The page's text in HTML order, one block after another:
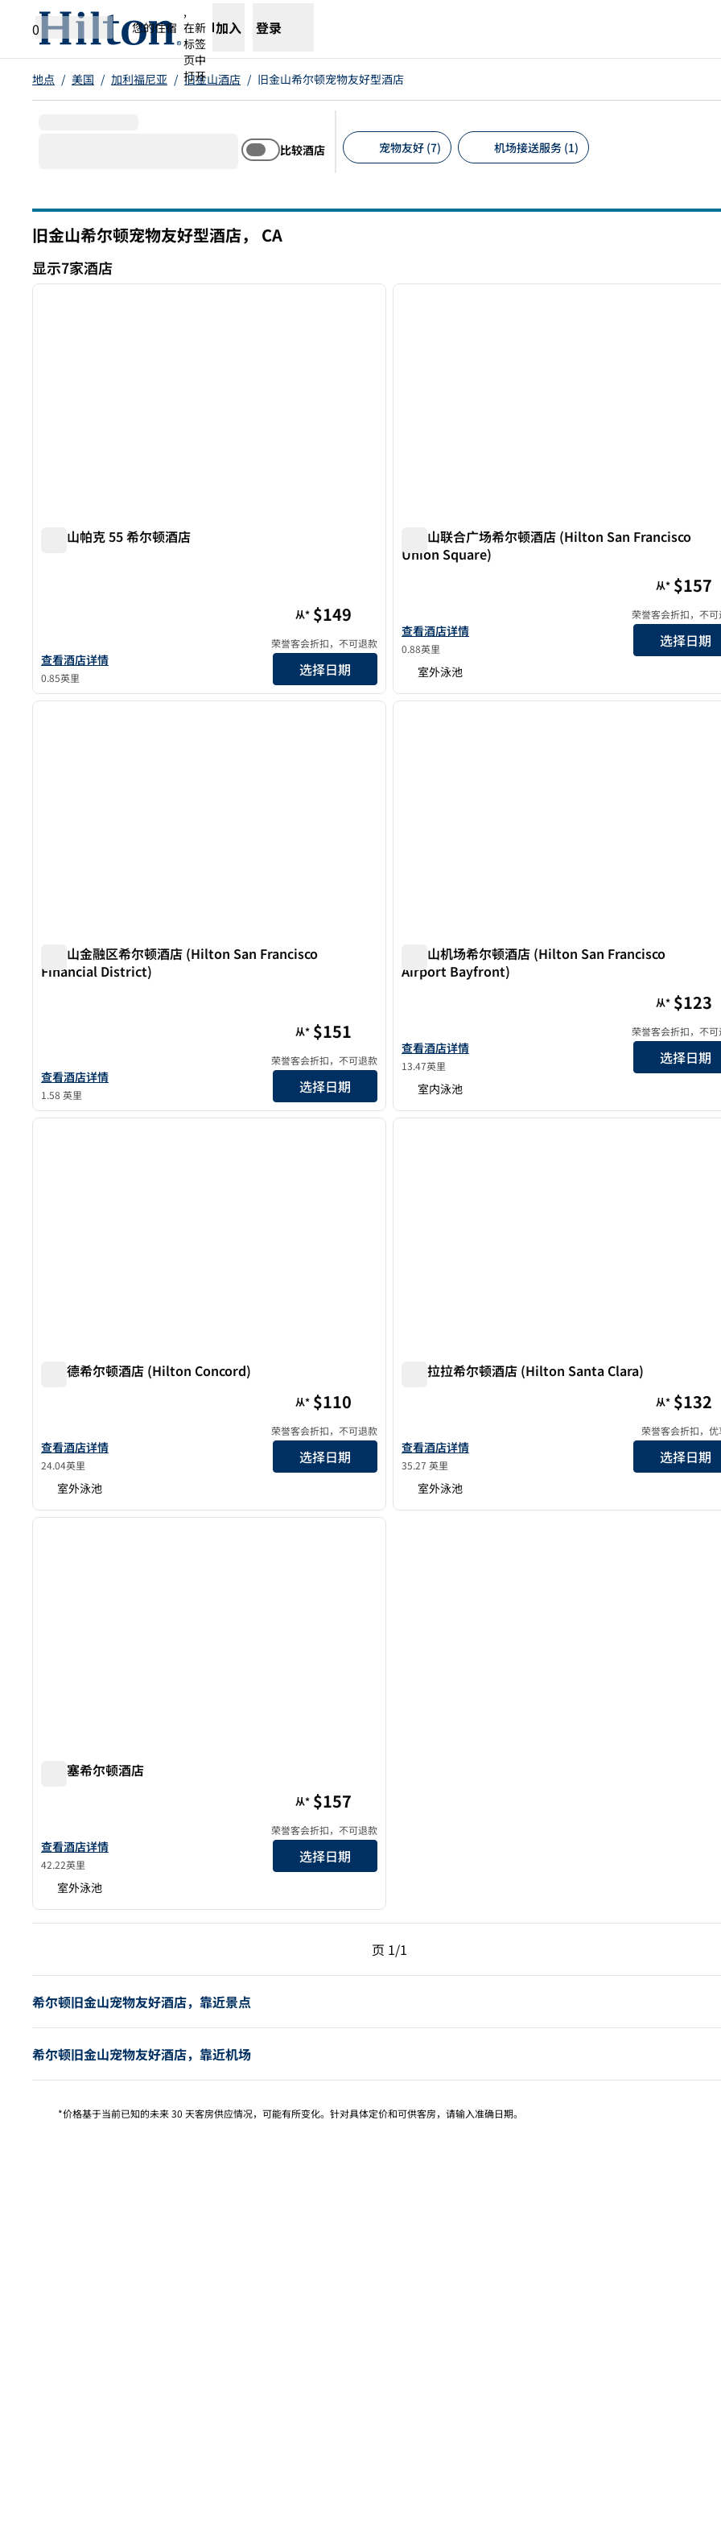
跳转至内容
0
您的住宿
,
在新
标签
页中
打开
加入 登录
地点 / 美国 / 加利福尼亚 / 旧金山酒店 / 旧金山希尔顿宠物友好型酒店
比较酒店 宠物友好 (7) 机场接送服务 (1)
旧金山希尔顿宠物友好型酒店， CA
显示7家酒店
显示7家酒店
1/12
下一张图片
旧金山帕克 55 希尔顿酒店
查看旧金山Parc 55希尔顿酒店的酒店详情
查看酒店详情
0.85英里
从* $149
荣誉客会折扣，不可退款
选择日期
1/12
旧金山联合广场希尔顿酒店 (Hilton San Francisco
Union Square)
查看希尔顿San Francisco Union Square的酒店详情
查看酒店详情
0.88英里
从* $157
荣誉客会折扣，不可
选择日期
室外泳池
1/12
1/12
下一张图片
旧金山金融区希尔顿酒店 (Hilton San Francisco
Financial District)
查看希尔顿旧金山金融区酒店的酒店详情
查看酒店详情
1.58 英里
从* $151
荣誉客会折扣，不可退款
选择日期
1
1/12
旧金山机场希尔顿酒店 (Hilton San Francisco
Airport Bayfront)
查看希尔顿旧金山机场湾畔酒店详情
查看酒店详情
13.47英里
从* $123
荣誉客会折扣，不可
选择日期
室内泳池
1/12
1/12
下一张图片
康科德希尔顿酒店 (Hilton Concord)
查看希尔顿康科德酒店的详细信息
查看酒店详情
24.04英里
从* $110
荣誉客会折扣，不可退款
选择日期
室外泳池
1
1/12
圣克拉拉希尔顿酒店 (Hilton Santa Clara)
查看希尔顿Santa Clara的酒店详情
查看酒店详情
35.27 英里
从* $132
荣誉客会折扣，优
选择日期
室外泳池
1/12
1/12
下一张图片
圣何塞希尔顿酒店
查看希尔顿San Jose酒店的详细信息
查看酒店详情
42.22英里
从* $157
荣誉客会折扣，不可退款
选择日期
室外泳池
页 1/1
上一页，第 1页，共 1 页
页 1/1
希尔顿旧金山宠物友好酒店，靠近景点
希尔顿旧金山宠物友好酒店，靠近机场
*价格基于当前已知的未来 30 天客房供应情况，可能有所变化。针对具体定价和可供客房，请输入准确日期。